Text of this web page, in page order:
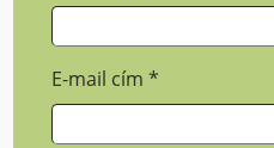
E-mail cím*